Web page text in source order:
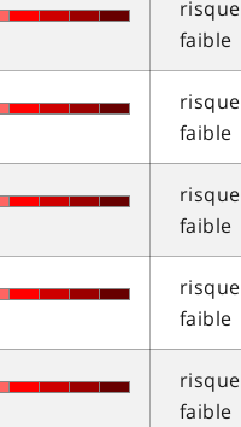
risque
faible
risque
faible
risque
faible
risque
faible
risque
faible